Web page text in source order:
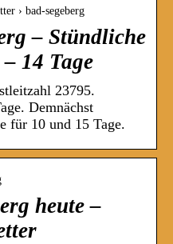
› bad-segeberg
– Stündliche
14 Tage
23795.
Demnächst
für 10 und 15 Tage.
heute –